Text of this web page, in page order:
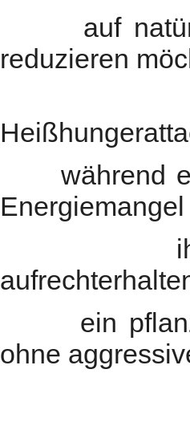
auf
reduzieren
während
ein
ohne